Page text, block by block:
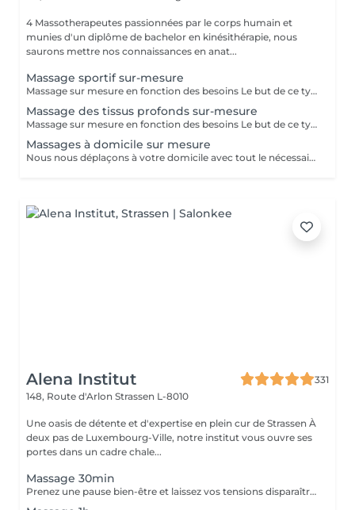
4 Massotherapeutes passionnées par le corps humain et
munies d'un diplôme de bachelor en kinésithérapie, nous
saurons mettre nos connaissances en anat...
Massage sportif sur-mesure
Massage sur mesure en fonction des besoins Le but de ce type de massage sera l'optimisation de la récupération musculaire entre les entraînements sportifs (circulation sanguine ramenée au coeur et muscles assouplis), le rythme sera élevé et la pression plus forte que lors d'un massage relaxant mais moins que pour un massage des tissus profonds
Massage des tissus profonds sur-mesure
Massage sur mesure en fonction des besoins Le but de ce type de massage sera de travailler plus en profondeur sur les zones de tensions et de douleur, le rythme est modéré et la pression élevée (mais toujours adaptée en fonction de votre ressenti)
Massages à domicile sur mesure
Nous nous déplaçons à votre domicile avec tout le nécessaire (table, serviettes, huile...) Déplacement à Luxembourg ville ou proche uniquement A noter que le massage durera entre 1h et 1h30 (selon votre réservation) après le temps de trajet. Ainsi si vous réservez pour 12h, prévoyez que le massage commence vers 12h30. Ce temps de trajet n'est pas facturé mais il est à prendre en compte dans le planning Merci de réserver ce service à domicile uniquement si vous souhaitez recevoir un massage dans le respect, aucune avance ou geste déplacé ne serait toléré.
Alena Institut
331
148, Route d'Arlon Strassen L-8010
Une oasis de détente et d'expertise en plein cur de Strassen À
deux pas de Luxembourg-Ville, notre institut vous ouvre ses
portes dans un cadre chale...
Massage 30min
Prenez une pause bien-être et laissez vos tensions disparaître. Ce massage de 30 minutes détend les muscles, apaise l'esprit et vous procure une sensation de relaxation profonde. Un moment parfait pour retrouver énergie et sérénité.